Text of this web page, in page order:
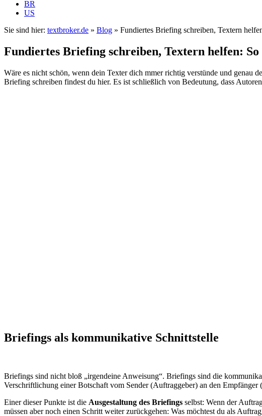
BR
US
Sie sind hier: textbroker.de » Blog » Fundiertes Briefing schreiben, Textern
Fundiertes Briefing schreiben, Textern helfen:
Wäre es nicht schön, wenn dein Texter dich mmer richtig verstünde und genau
Briefing schreiben findest du hier. Es ist schließlich von Bedeutung, dass
Briefings als kommunikative Schnittstelle
Briefings sind nicht bloß „irgendeine Anweisung“. Briefings sind die
Verschriftlichung einer Botschaft vom Sender (Auftraggeber) an den
Einer dieser Punkte ist die Ausgestaltung des Briefings selbst: Wenn der
müssen aber noch einen Schritt weiter zurückgehen: Was möchtest du als